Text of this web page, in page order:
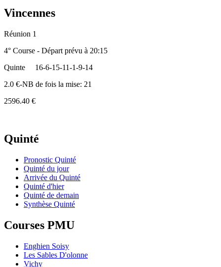
Vincennes
Réunion 1
4° Course - Départ prévu à 20:15
Quinte
16-6-15-11-1-9-14
2.0 €-NB de fois la mise: 21
2596.40 €
Quinté
Pronostic Quinté
Quinté du jour
Arrivée du Quinté
Quinté d'hier
Quinté de demain
Synthèse Quinté
Courses PMU
Enghien Soisy
Les Sables D'olonne
Vichy